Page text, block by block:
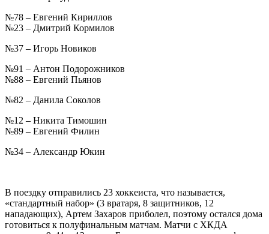
№78 – Евгений Кириллов
№23 – Дмитрий Кормилов
№37 – Игорь Новиков
№91 – Антон Подорожников
№88 – Евгений Пьянов
№82 – Данила Соколов
№12 – Никита Тимошин
№89 – Евгений Филин
№34 – Александр Юкин
В поездку отправились 23 хоккеиста, что называется,
«стандартный набор» (3 вратаря, 8 защитников, 12
нападающих), Артем Захаров приболел, поэтому остался дома
готовиться к полуфинальным матчам. Матчи с ХКДА